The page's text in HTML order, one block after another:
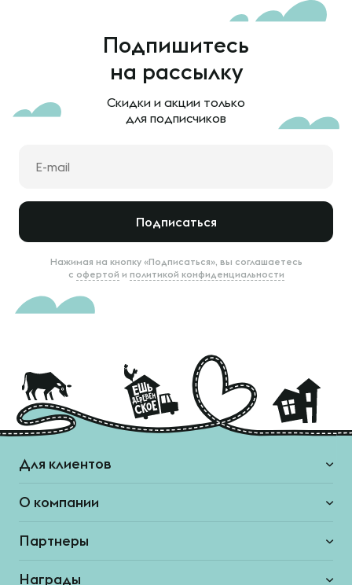
Подпишитесь
на рассылку
Скидки и акции только
для подписчиков
Подписаться
Нажимая на кнопку «Подписаться», вы соглашаетесь
с офертой и политикой конфиденциальности
Для клиентов
О компании
Партнеры
Награды